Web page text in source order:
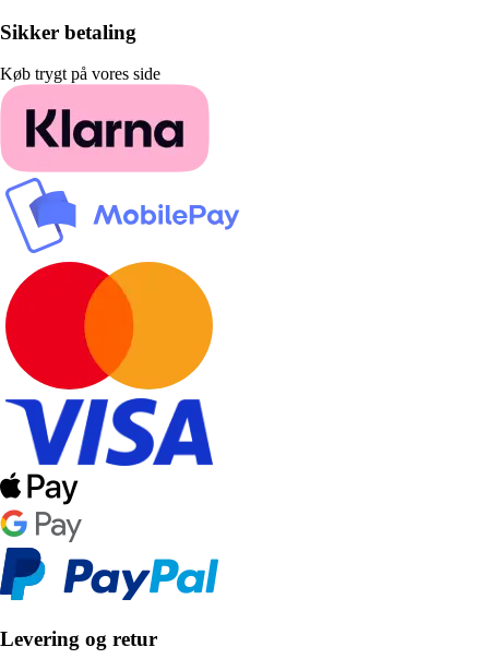
Sikker betaling
Køb trygt på vores side
Levering og retur